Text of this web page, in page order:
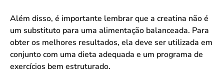
Além disso, é importante lembrar que a creatina não é
um substituto para uma alimentação balanceada. Para
obter os melhores resultados, ela deve ser utilizada em
conjunto com uma dieta adequada e um programa de
exercícios bem estruturado.